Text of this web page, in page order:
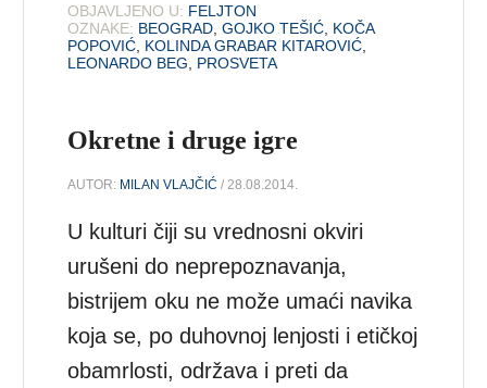
OBJAVLJENO U: FELJTON
OZNAKE: BEOGRAD ,GOJKO TEŠIĆ KOČA
POPOVIĆ KOLINDA GRABAR KITAROVIĆ
LEONARDO BEG
PROSVETA
Okretne i druge igre
AUTOR: MILAN VLAJČIĆ / 28.08.2014.
U kulturi čiji su vrednosni okviri
urušeni do neprepoznavanja,
bistrijem oku ne može umaći navika
koja se, po duhovnoj lenjosti i etičkoj
obamrlosti, održava i preti da